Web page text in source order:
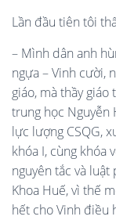
Lần đầu tiên tôi
– Mình dân anh
ngựa – Vinh cười,
giáo, mà thầy
trung học Nguyễn
lực lượng CSQG,
khóa I, cùng khóa
nguyên tắc và
Khoa Huế, vì thế
hết cho Vinh điều